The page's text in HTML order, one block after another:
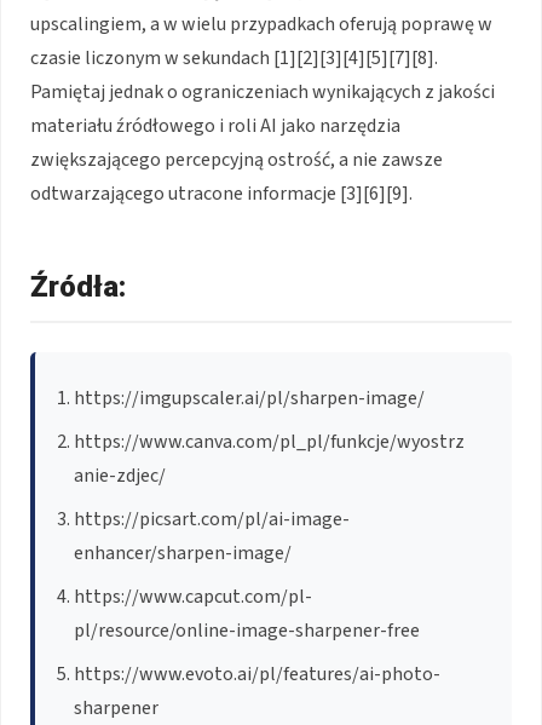
upscalingiem, a w wielu przypadkach oferują poprawę w
czasie liczonym w sekundach [1][2][3][4][5][7][8].
Pamiętaj jednak o ograniczeniach wynikających z jakości
materiału źródłowego i roli AI jako narzędzia
zwiększającego percepcyjną ostrość, a nie zawsze
odtwarzającego utracone informacje [3][6][9].
Źródła:
https://imgupscaler.ai/pl/sharpen-image/
https://www.canva.com/pl_pl/funkcje/wyostrz
anie-zdjec/
https://picsart.com/pl/ai-image-
enhancer/sharpen-image/
https://www.capcut.com/pl-
pl/resource/online-image-sharpener-free
https://www.evoto.ai/pl/features/ai-photo-
sharpener